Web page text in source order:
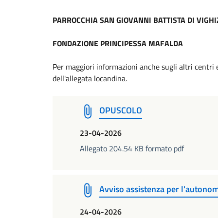
PARROCCHIA SAN GIOVANNI BATTISTA DI
FONDAZIONE PRINCIPESSA MAFALDA
Per maggiori informazioni anche sugli altri
dell'allegata locandina.
OPUSCOLO
23-04-2026
Allegato 204.54 KB formato pdf
Avviso assistenza per
24-04-2026